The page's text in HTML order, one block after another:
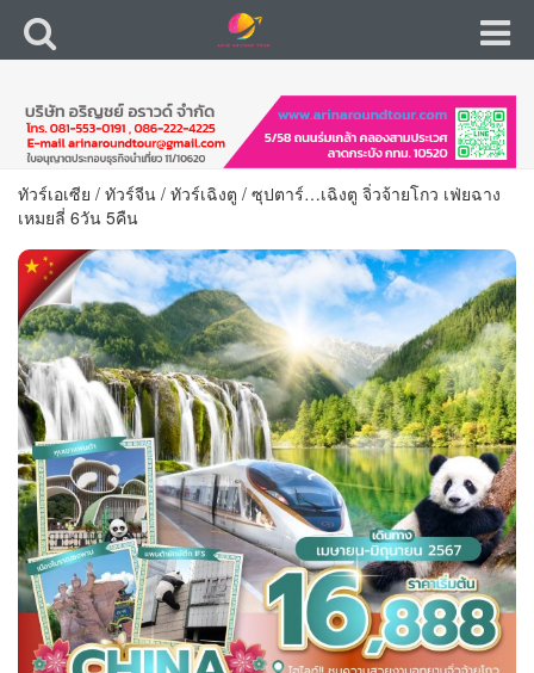
ทัวร์เอเซีย / ทัวร์จีน / ทัวร์เฉิงตู / ซุปตาร์…เฉิงตู จิ่วจ้ายโกว เฟ่ยฉาง
เหมยลี่ 6วัน 5คืน